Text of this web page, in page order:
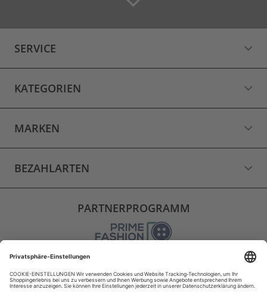
SERVICE
KATEGORIEN
MARKEN
BEZAHLARTEN
PARTNERPROGRAMM